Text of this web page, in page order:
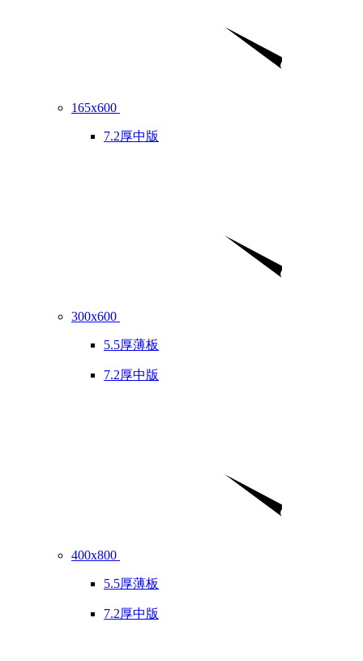
165x600
7.2厚中版
300x600
5.5厚薄板
7.2厚中版
400x800
5.5厚薄板
7.2厚中版